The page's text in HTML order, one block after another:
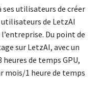
ses utilisateurs de créer
utilisateurs de LetzAI
Du point de
sur LetzAI, avec un
de temps GPU,
mois/1 heure de temps